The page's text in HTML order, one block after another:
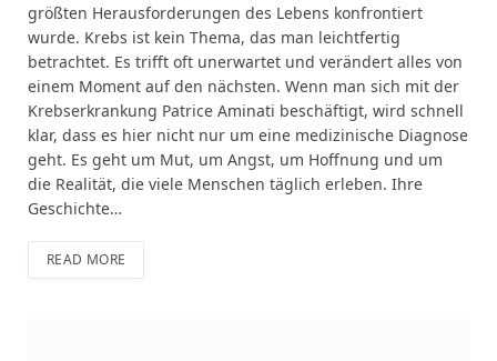
größten Herausforderungen des Lebens konfrontiert
wurde. Krebs ist kein Thema, das man leichtfertig
betrachtet. Es trifft oft unerwartet und verändert alles von
einem Moment auf den nächsten. Wenn man sich mit der
Krebserkrankung Patrice Aminati beschäftigt, wird schnell
klar, dass es hier nicht nur um eine medizinische Diagnose
geht. Es geht um Mut, um Angst, um Hoffnung und um
die Realität, die viele Menschen täglich erleben. Ihre
Geschichte…
READ MORE